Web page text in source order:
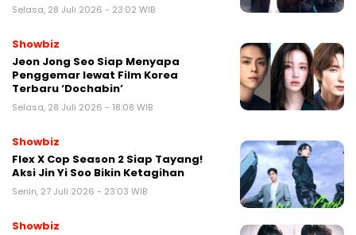
Selasa, 28 Juli 2026 - 23:02 WIB
Showbiz
Jeon Jong Seo Siap Menyapa
Penggemar lewat Film Korea
Terbaru ‘Dochabin’
Selasa, 28 Juli 2026 - 18:08 WIB
Showbiz
Flex X Cop Season 2 Siap Tayang!
Aksi Jin Yi Soo Bikin Ketagihan
Senin, 27 Juli 2026 - 23:03 WIB
Showbiz